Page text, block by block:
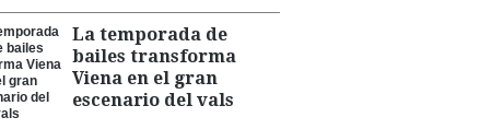
La temporada de
bailes transforma
Viena en el gran
escenario del vals